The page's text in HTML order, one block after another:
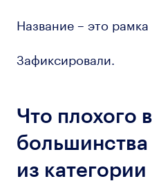
Название – это рамка
Зафиксировали.
Что плохого
из категории